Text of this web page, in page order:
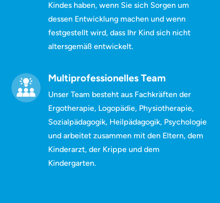
Kindes haben, wenn Sie sich Sorgen um
dessen Entwicklung machen und wenn
festgestellt wird, dass Ihr Kind sich nicht
altersgemäß entwickelt.
Multiprofessionelles Team
Unser Team besteht aus Fachkräften der
Ergotherapie, Logopädie, Physiotherapie,
Sozialpädagogik, Heilpädagogik, Psychologie
und arbeitet zusammen mit den Eltern, dem
Kinderarzt, der Krippe und dem
Kindergarten.